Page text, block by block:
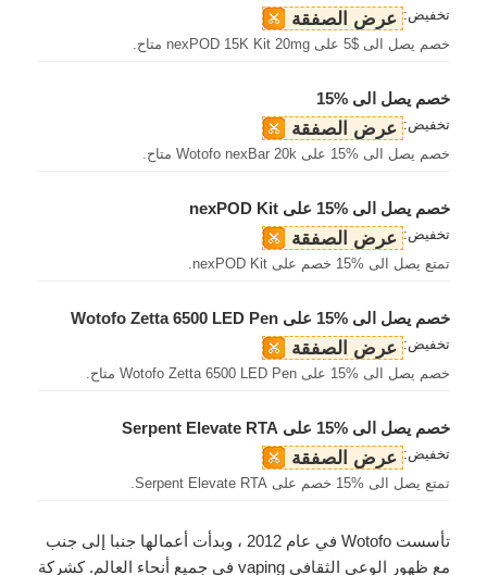
تخفيض: عرض الصفقة
خصم يصل الى $5 على nexPOD 15K Kit 20mg متاح.
خصم يصل الى %15
تخفيض: عرض الصفقة
خصم يصل الى %15 على Wotofo nexBar 20k متاح.
خصم يصل الى %15 على nexPOD Kit
تخفيض: عرض الصفقة
تمتع يصل الى %15 خصم على nexPOD Kit.
خصم يصل الى %15 على Wotofo Zetta 6500 LED Pen
تخفيض: عرض الصفقة
خصم يصل الى %15 على Wotofo Zetta 6500 LED Pen متاح.
خصم يصل الى %15 على Serpent Elevate RTA
تخفيض: عرض الصفقة
تمتع يصل الى %15 خصم على Serpent Elevate RTA.
تأسست Wotofo في عام 2012 ، وبدأت أعمالها جنبا إلى جنب
مع ظهور الوعي الثقافي vaping في جميع أنحاء العالم. كشركة